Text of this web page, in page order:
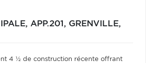
APP.201, GRENVILLE,
4 ½ de construction récente offrant